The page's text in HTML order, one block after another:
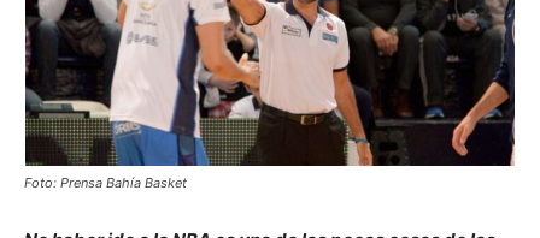
Foto: Prensa Bahía Basket